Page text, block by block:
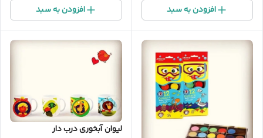
افزودن به سبد افزودن به سبد
لیوان آبخوری درب دار